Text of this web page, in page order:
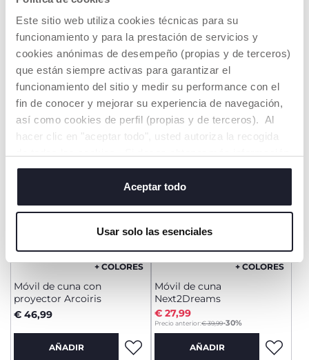
Este sitio web utiliza cookies técnicas para su
funcionamiento y para la prestación de servicios y
cookies anónimas de desempeño (propias y de terceros)
que están siempre activas para garantizar el
funcionamiento del sitio y medir su performance con el
fin de conocer y mejorar su experiencia de navegación,
así como cookies de perfil (propias y de terceros). Al
hacer clic en "aceptar todo", usted autoriza la recogida
o cambiar o revocar el consentimiento de todas o
algunas cookies, haga clic en "mostrar detalles". Al
cerrar este banner, usted consiente en utilizar
servicio solicitado.
Aceptar todo
Usar solo las esenciales
+ COLORES
Bolsa Cosmetica Piqué
€ 34,99
AÑADIR
Mommy Pod 3en1
€ 99,99
AÑADIR
+ COLORES
Móvil de cuna con
proyector Arcoiris
€ 46,99
AÑADIR
+ COLORES
Móvil de cuna
Next2Dreams
Precio anterior:€ 39,99-30%
to
€ 27,99
AÑADIR